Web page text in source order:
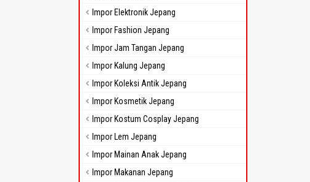
Impor Elektronik Jepang
Impor Fashion Jepang
Impor Jam Tangan Jepang
Impor Kalung Jepang
Impor Koleksi Antik Jepang
Impor Kosmetik Jepang
Impor Kostum Cosplay Jepang
Impor Lem Jepang
Impor Mainan Anak Jepang
Impor Makanan Jepang